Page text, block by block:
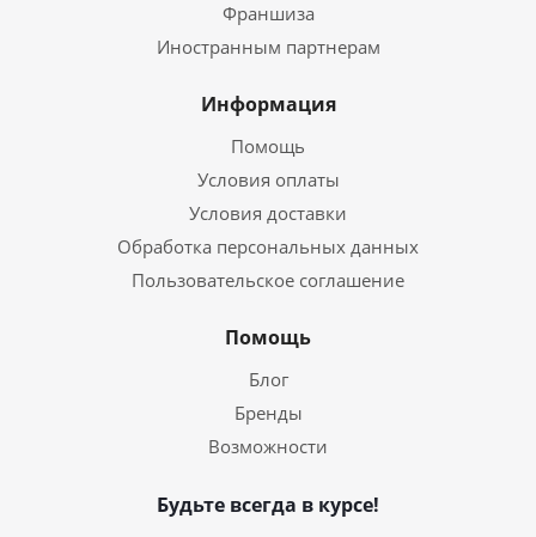
Франшиза
Иностранным партнерам
Информация
Помощь
Условия оплаты
Условия доставки
Обработка персональных данных
Пользовательское соглашение
Помощь
Блог
Бренды
Возможности
Будьте всегда в курсе!